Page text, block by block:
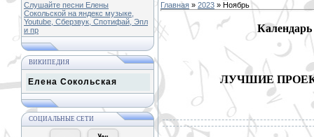
Слушайте песни Елены
Сокольской на яндекс музыке,
Youtube, Сберзвук, Спотифай, Эпл
и пр
ВИКИПЕДИЯ
Елена Сокольская
СОЦИАЛЬНЫЕ СЕТИ
Главная » 2023 » Ноябрь
ЛУЧШИЕ